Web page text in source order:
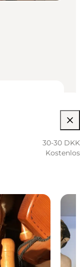
30-30 DKK
Kostenlos